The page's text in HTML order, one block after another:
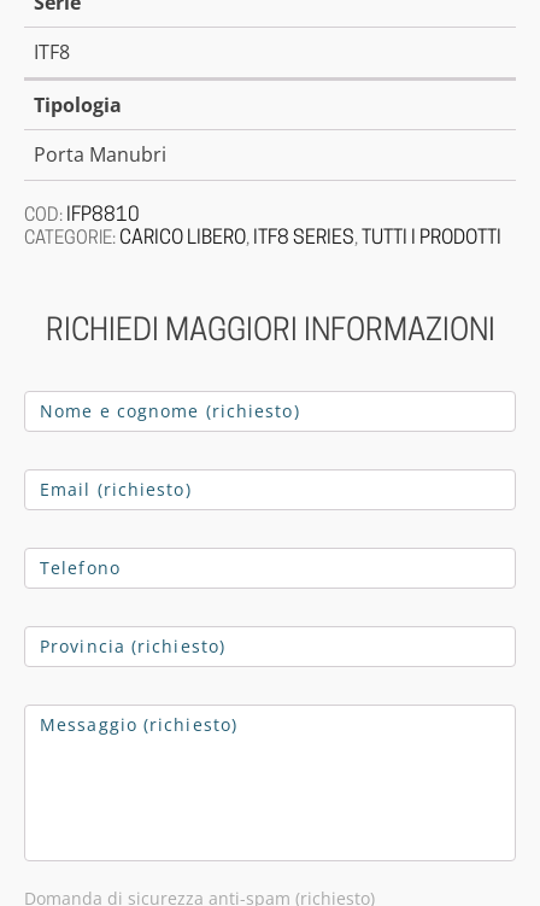
ITF8
Tipologia
Porta Manubri
COD: IFP8810
CATEGORIE: CARICO LIBERO, ITF8 SERIES, TUTTI I PRODOTTI
RICHIEDI MAGGIORI INFORMAZIONI
Domanda di sicurezza anti-spam (richiesto)